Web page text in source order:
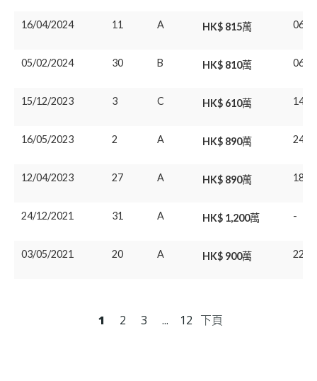
16/04/2024 11 A HK$ 815萬 06/
05/02/2024 30 B HK$ 810萬 06/
15/12/2023 3 C HK$ 610萬 14/
16/05/2023 2 A HK$ 890萬 24/
12/04/2023 27 A HK$ 890萬 18/
24/12/2021 31 A HK$ 1,200萬 -
03/05/2021 20 A HK$ 900萬 22/
1 2 3 ... 12 下頁